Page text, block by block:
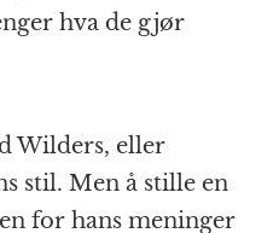
hva de gjør
Wilders, eller
stil. Men å stille en
for hans meninger